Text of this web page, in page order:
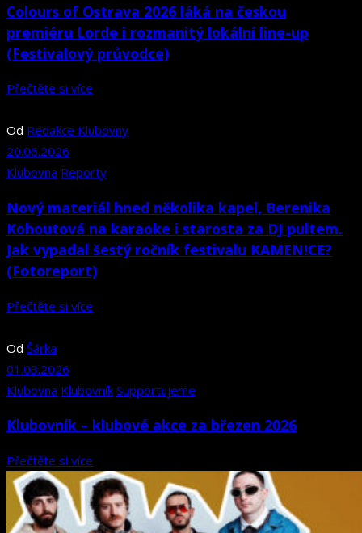
Colours of Ostrava 2026 láká na českou
premiéru Lorde i rozmanitý lokální line-up
(Festivalový průvodce)
Přečtěte si více
Od Redakce Klubovny
20.06.2026
Klubovna Reporty
Nový materiál hned několika kapel, Berenika
Kohoutová na karaoke i starosta za DJ pultem.
Jak vypadal šestý ročník festivalu KAMEN!CE?
(Fotoreport)
Přečtěte si více
Od Šárka
01.03.2026
Klubovna Klubovník Supportujeme
Klubovník – klubové akce za březen 2026
Přečtěte si více